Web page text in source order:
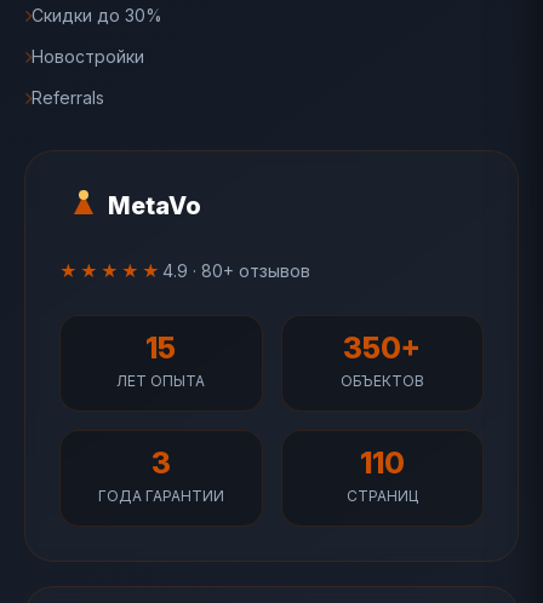
MetaVo
★★★★★ 4.9 · 80+ отзывов
15
ЛЕТ ОПЫТА
350+
ОБЪЕКТОВ
3
ГОДА ГАРАНТИИ
110
СТРАНИЦ
Скидки до 30%
Новостройки
Referrals